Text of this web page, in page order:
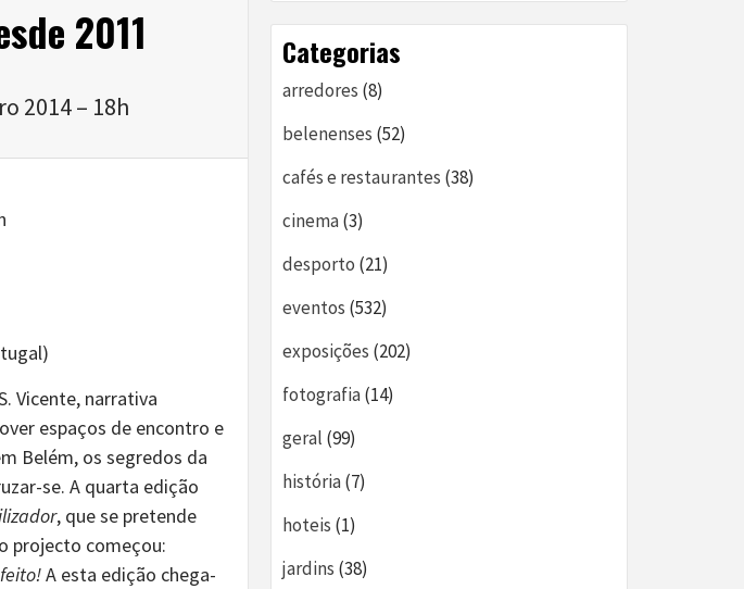
2011
2014 – 18h
Vicente, narrativa
espaços de encontro e
Belém, os segredos da
se. A quarta edição
, que se pretende
projecto começou:
A esta edição chega-
Categorias
arredores (8)
belenenses (52)
cafés e restaurantes (38)
cinema(3)
desporto (21)
eventos (532)
exposições (202)
fotografia(14)
geral (99)
história(7)
hoteis (1)
jardins (38)